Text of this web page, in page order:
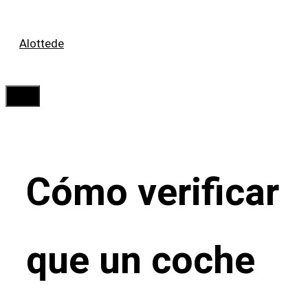
Alottede
Cómo verificar
que un coche